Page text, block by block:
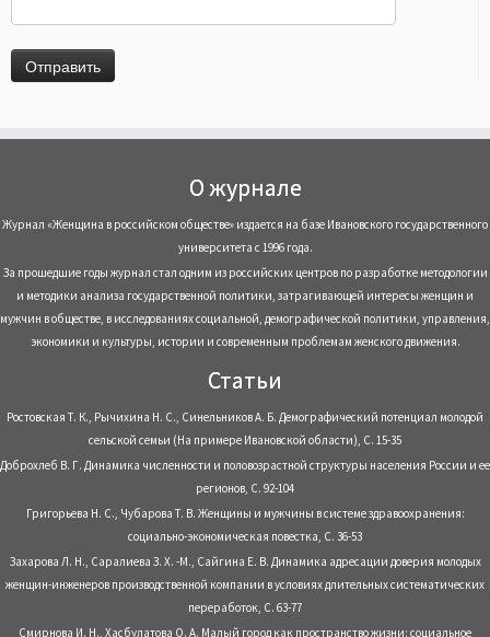
О журнале
Журнал «Женщина в российском обществе» издается на базе Ивановского государственного
университета с 1996 года.
За прошедшие годы журнал стал одним из российских центров по разработке методологии
и методики анализа государственной политики, затрагивающей интересы женщин и
мужчин в обществе, в исследованиях социальной, демографической политики, управления,
экономики и культуры, истории и современным проблемам женского движения.
Статьи
Ростовская Т. К., Рычихина Н. С., Синельников А. Б. Демографический потенциал молодой
сельской семьи (На примере Ивановской области), С. 15-35
Доброхлеб В. Г. Динамика численности и половозрастной структуры населения России и ее
регионов, С. 92-104
Григорьева Н. С., Чубарова Т. В. Женщины и мужчины в системе здравоохранения:
социально-экономическая повестка, С. 36-53
Захарова Л. Н., Саралиева З. Х. -М., Сайгина Е. В. Динамика адресации доверия молодых
женщин-инженеров производственной компании в условиях длительных систематических
переработок, С. 63-77
Смирнова И. Н., Хасбулатова О. А. Малый город как пространство жизни: социальное